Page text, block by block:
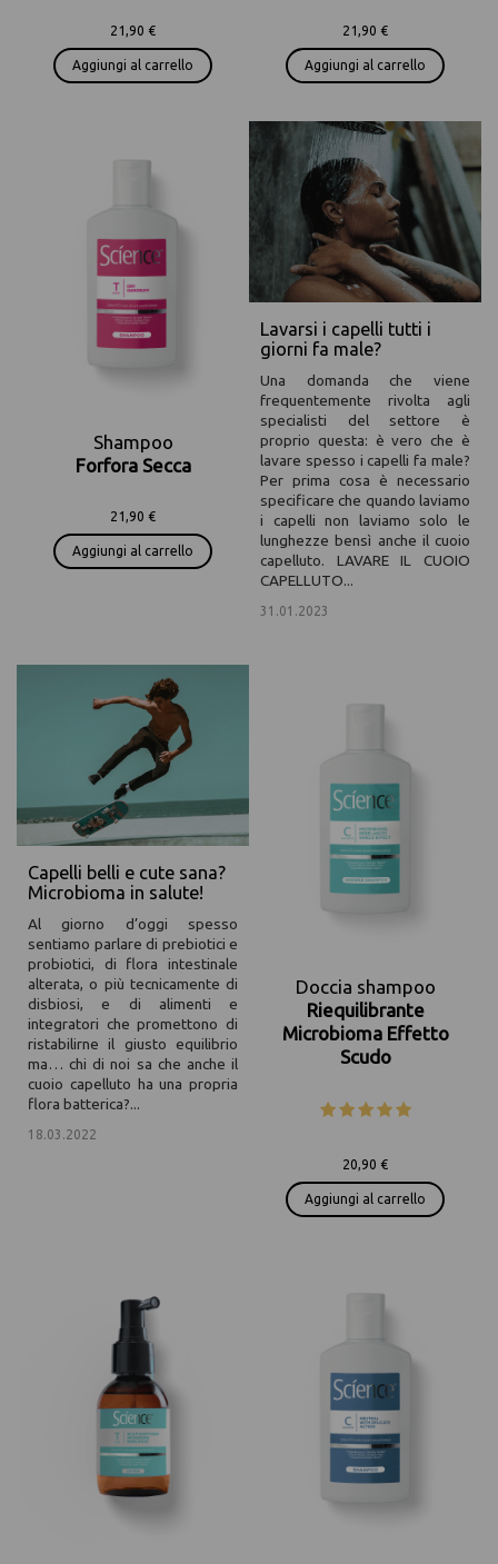
21,90 €
Aggiungi al carrello
21,90 €
Aggiungi al carrello
Shampoo
Forfora Secca
21,90 €
Aggiungi al carrello
Lavarsi i capelli tutti i
giorni fa male?
Una domanda che viene
frequentemente rivolta agli
specialisti del settore è
proprio questa: è vero che è
lavare spesso i capelli fa male?
Per prima cosa è necessario
specificare che quando laviamo
i capelli non laviamo solo le
lunghezze bensì anche il cuoio
capelluto. LAVARE IL CUOIO
CAPELLUTO...
31.01.2023
Capelli belli e cute sana?
Microbioma in salute!
Al giorno d’oggi spesso
sentiamo parlare di prebiotici e
probiotici, di flora intestinale
alterata, o più tecnicamente di
disbiosi, e di alimenti e
integratori che promettono di
ristabilirne il giusto equilibrio
ma… chi di noi sa che anche il
cuoio capelluto ha una propria
flora batterica?...
18.03.2022
Doccia shampoo
Riequilibrante
Microbioma Effetto
Scudo
20,90 €
Aggiungi al carrello